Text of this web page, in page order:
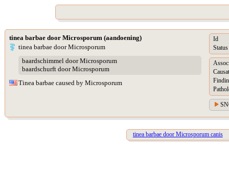
tinea barbae door Microsporum (aandoening)
tinea barbae door Microsporum
baardschimmel door Microsporum
baardschurft door Microsporum
Tinea barbae caused by Microsporum
Id
Status
tinea barbae door Microsporum canis